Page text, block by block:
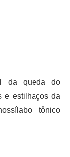
da queda do
e estilhaços da
tônico